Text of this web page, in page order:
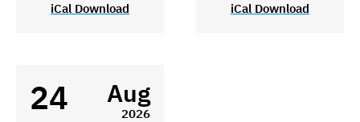
iCal Download iCal Download
24 Aug
2026